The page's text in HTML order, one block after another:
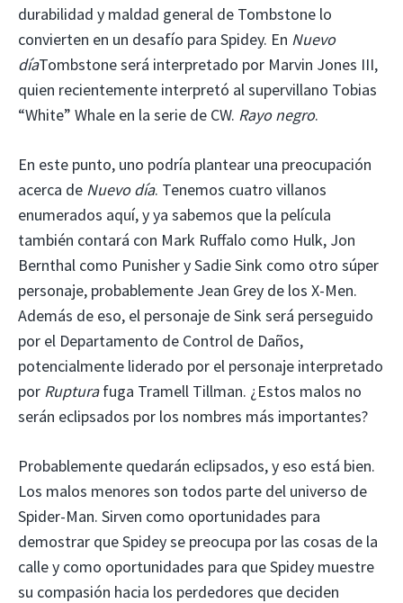
durabilidad y maldad general de Tombstone lo
convierten en un desafío para Spidey. En Nuevo
díaTombstone será interpretado por Marvin Jones III,
quien recientemente interpretó al supervillano Tobias
“White” Whale en la serie de CW. Rayo negro.
En este punto, uno podría plantear una preocupación
acerca de Nuevo día. Tenemos cuatro villanos
enumerados aquí, y ya sabemos que la película
también contará con Mark Ruffalo como Hulk, Jon
Bernthal como Punisher y Sadie Sink como otro súper
personaje, probablemente Jean Grey de los X-Men.
Además de eso, el personaje de Sink será perseguido
por el Departamento de Control de Daños,
potencialmente liderado por el personaje interpretado
por Rupturafuga Tramell Tillman. ¿Estos malos no
serán eclipsados ​​por los nombres más importantes?
Probablemente quedarán eclipsados, y eso está bien.
Los malos menores son todos parte del universo de
Spider-Man. Sirven como oportunidades para
demostrar que Spidey se preocupa por las cosas de la
calle y como oportunidades para que Spidey muestre
su compasión hacia los perdedores que deciden